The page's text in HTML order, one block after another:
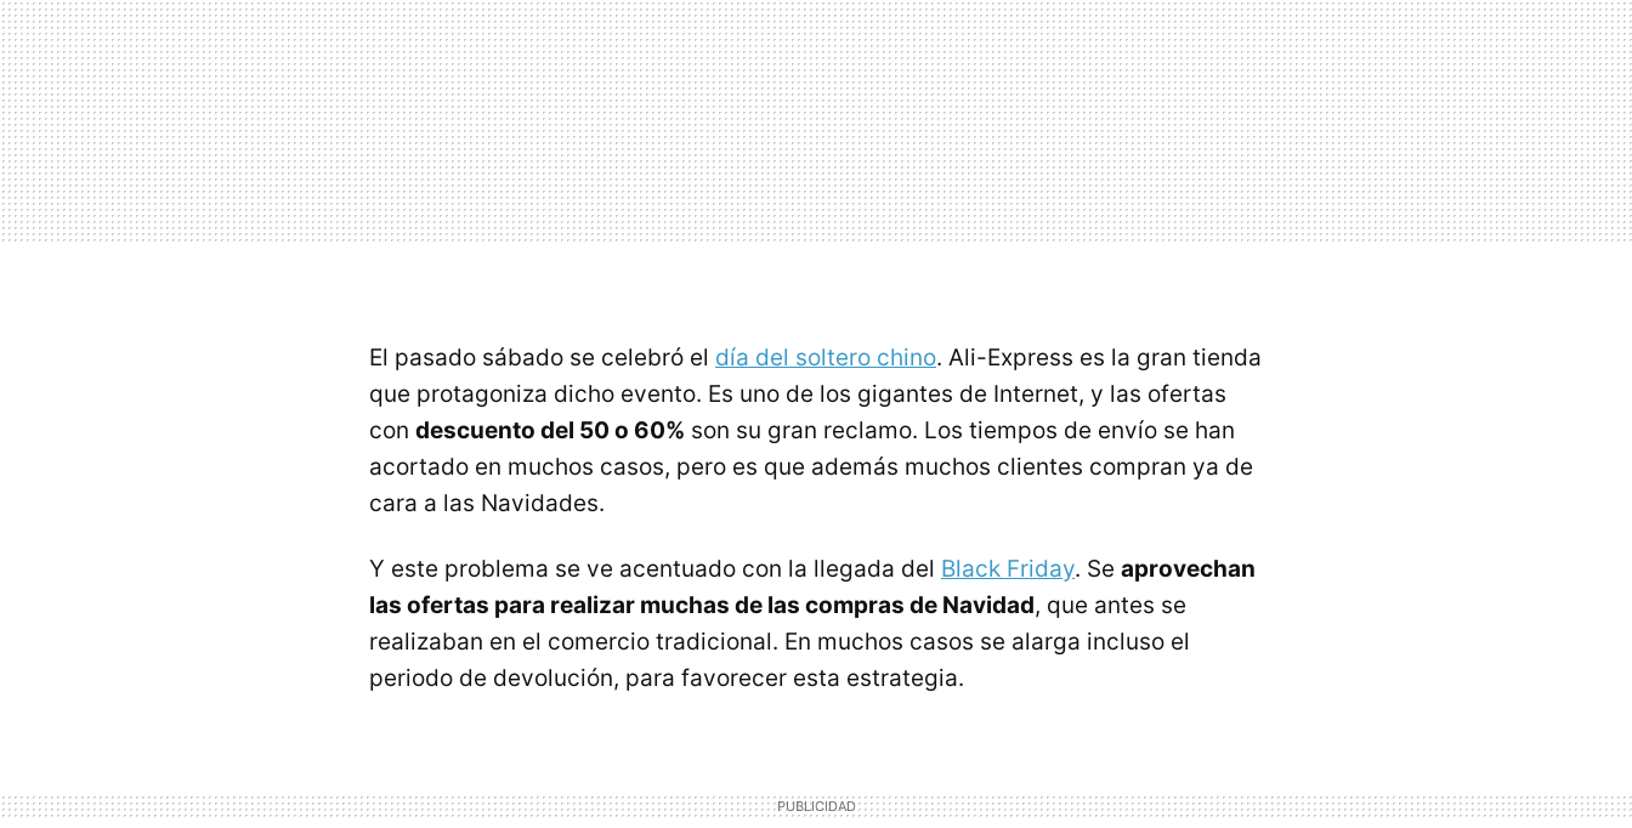
El pasado sábado se celebró el día del soltero chino. Ali-Express es la gran tienda
que protagoniza dicho evento. Es uno de los gigantes de Internet, y las ofertas
con descuento del 50 o 60% son su gran reclamo. Los tiempos de envío se han
acortado en muchos casos, pero es que además muchos clientes compran ya de
cara a las Navidades.
Y este problema se ve acentuado con la llegada del Black Friday. Se aprovechan
las ofertas para realizar muchas de las compras de Navidad, que antes se
realizaban en el comercio tradicional. En muchos casos se alarga incluso el
periodo de devolución, para favorecer esta estrategia.